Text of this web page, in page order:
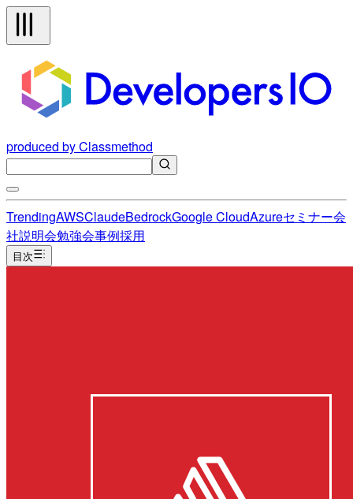
produced by Classmethod
TrendingAWSClaudeBedrockGoogle CloudAzureセミナー会
社説明会勉強会事例採用
目次